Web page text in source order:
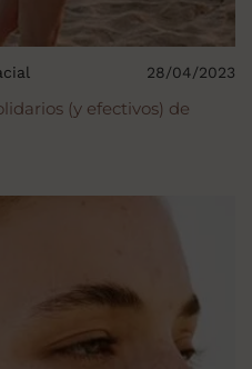
(y efectivos) de
28/04/2023